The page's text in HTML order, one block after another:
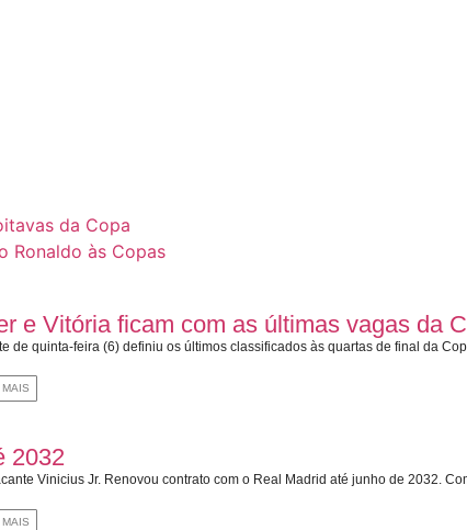
da Copa
Ronaldo às Copas
e Vitória ficam com as últimas vagas da
de quinta-feira (6) definiu os últimos classificados às quartas de final da
MAIS
2032
Vinicius Jr. Renovou contrato com o Real Madrid até junho de 2032.
MAIS